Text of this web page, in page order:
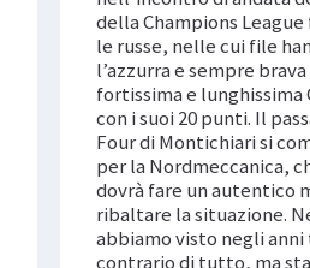
della Champions
le russe, nelle cui file
l’azzurra e sempre
fortissima e lunghissima
con i suoi 20 punti. Il
Four di Montichiari si
per la Nordmeccanica,
dovrà fare un autentico
ribaltare la situazione.
abbiamo visto negli
contrario di tutto, ma